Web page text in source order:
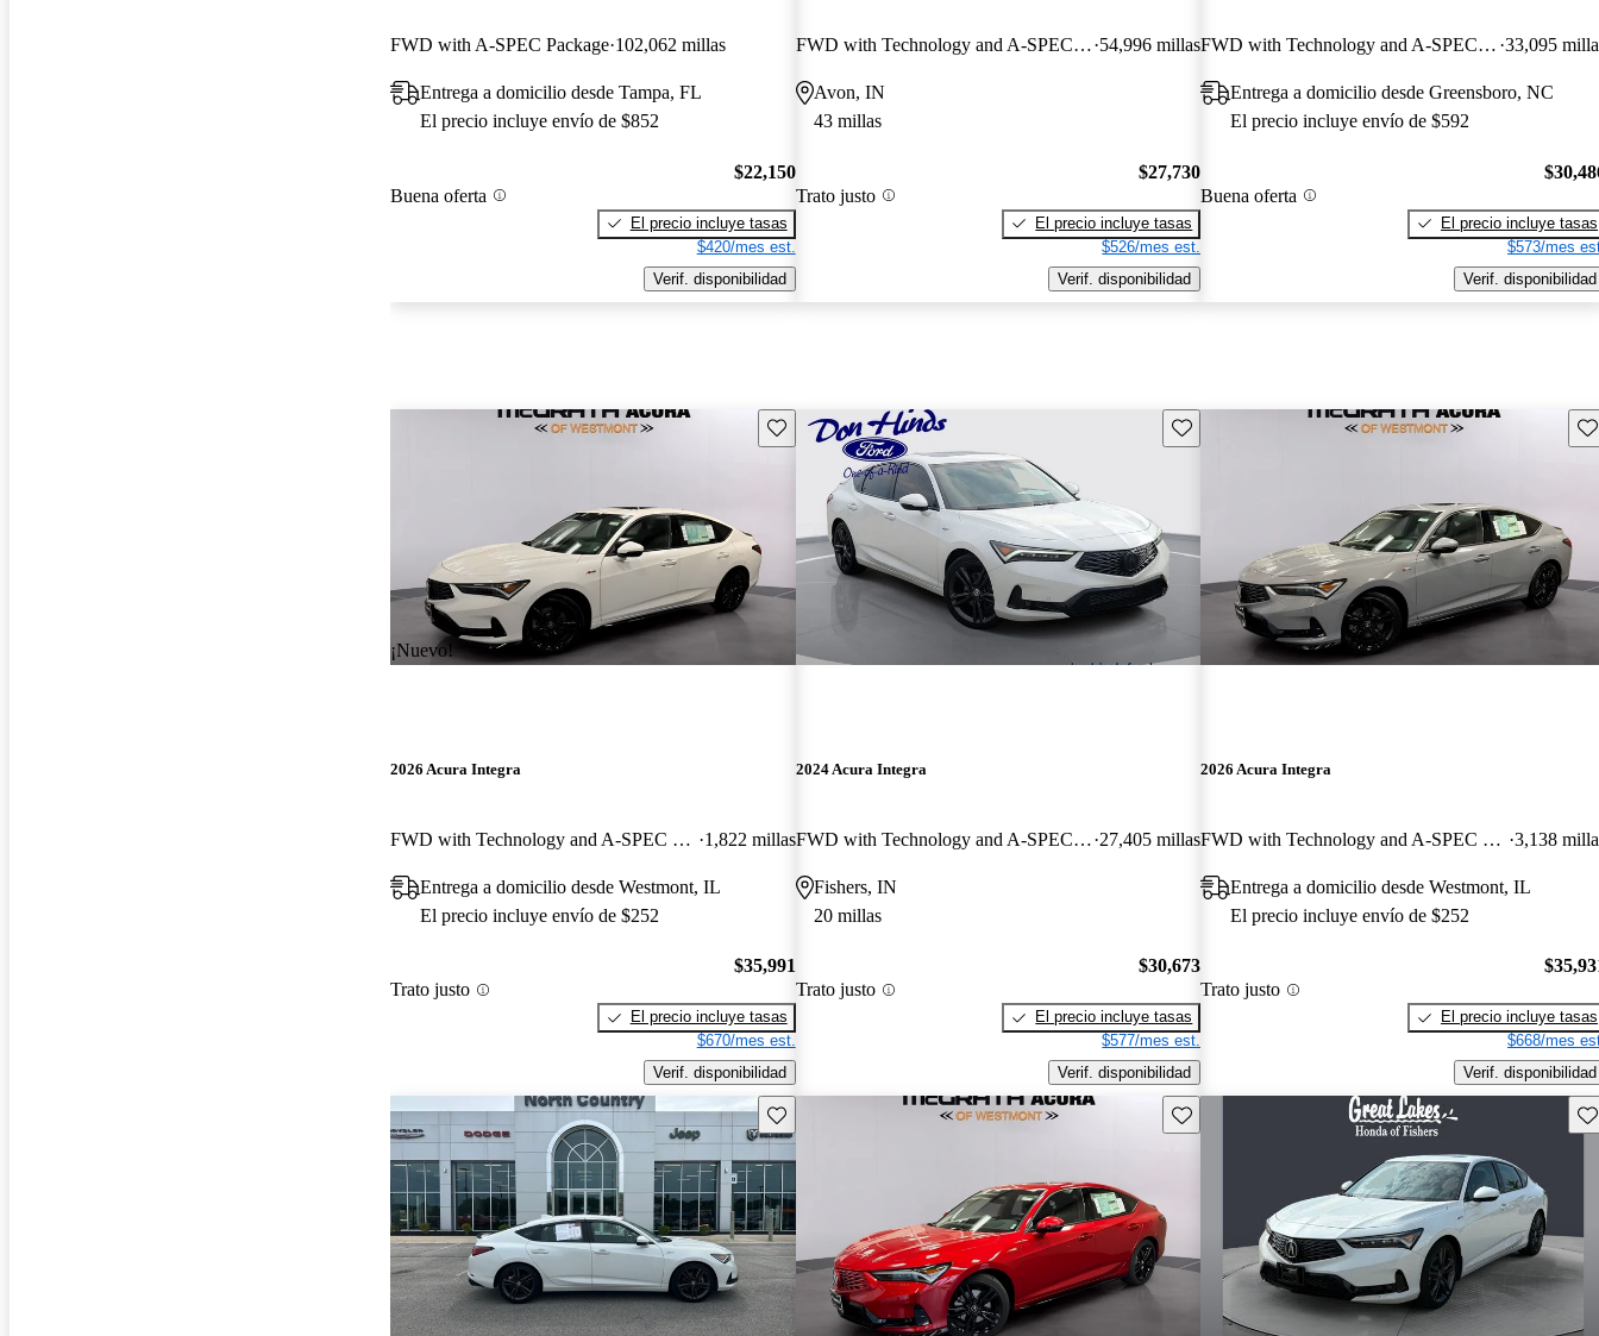
FWD with A-SPEC Package 102,062 millas
Entrega a domicilio desde Tampa, FL
El precio incluye envío de $852
Buena oferta
$22,150
El precio incluye tasas
$420/mes est.
Verif. disponibilidad
FWD with Technology and A-SPEC Package 54,996 millas
Avon, IN
43 millas
Trato justo
$27,730
El precio incluye tasas
$526/mes est.
Verif. disponibilidad
FWD with Technology and A-SPEC Package 33,095
Entrega a domicilio desde Greensboro, NC
El precio incluye envío de $592
Buena oferta
El precio incluye tasas
$573/mes
Verif. disponibilidad
¡Nuevo!
Guarda este Aviso
2026 Acura Integra
FWD with Technology and A-SPEC Package 1,822 millas
Entrega a domicilio desde Westmont, IL
El precio incluye envío de $252
Trato justo
$35,991
El precio incluye tasas
$670/mes est.
Verif. disponibilidad
Guarda este Aviso
2024 Acura Integra
FWD with Technology and A-SPEC Package 27,405 millas
Fishers, IN
20 millas
Trato justo
$30,673
El precio incluye tasas
$577/mes est.
Verif. disponibilidad
2026 Acura Integra
FWD with Technology and A-SPEC Package 3,138
Entrega a domicilio desde Westmont, IL
El precio incluye envío de $252
Trato justo
El precio incluye tasas
$668/mes
Verif. disponibilidad
Guarda este Aviso Guarda este Aviso